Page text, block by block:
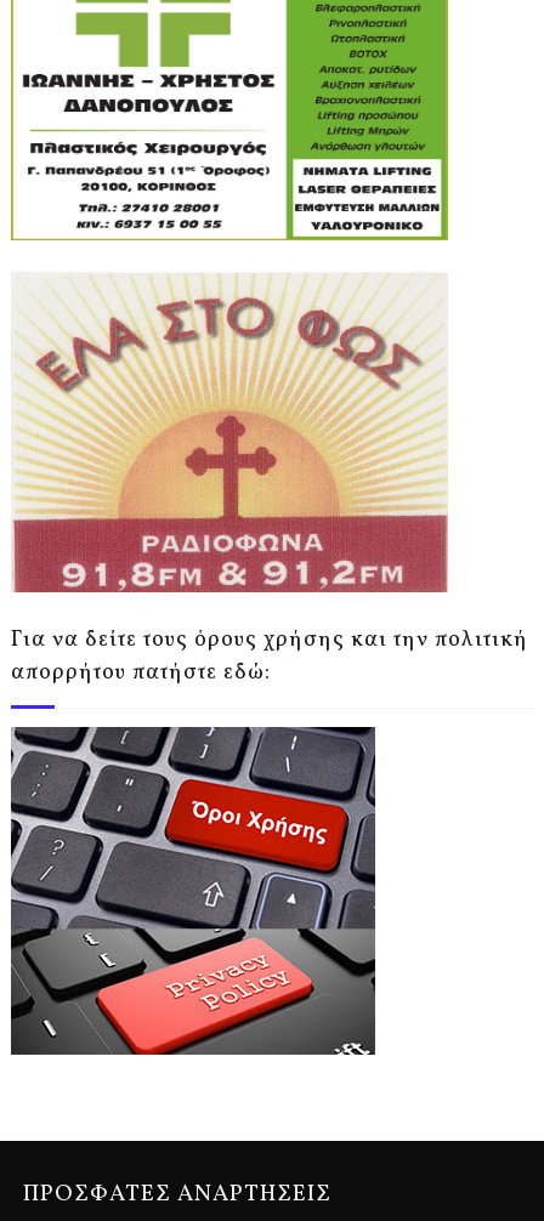
Για να δείτε τους όρους χρήσης και την πολιτική
απορρήτου πατήστε εδώ:
ΠΡΟΣΦΑΤΕΣ ΑΝΑΡΤΗΣΕΙΣ